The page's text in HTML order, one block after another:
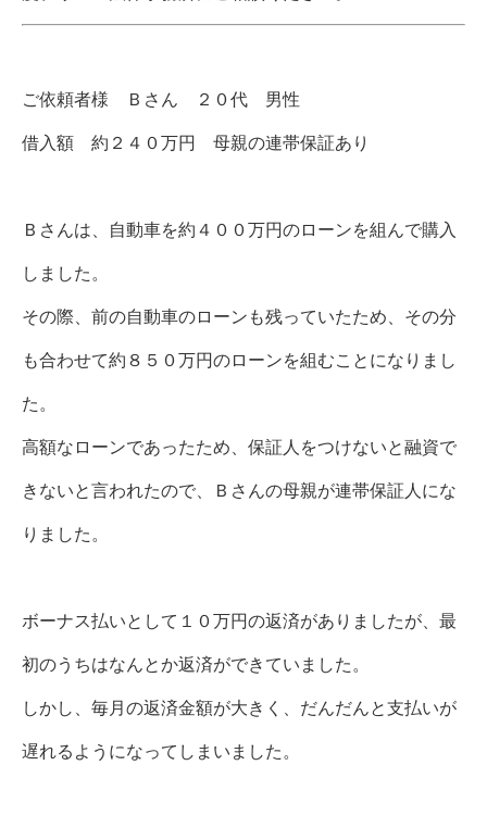
ご依頼者様 Ｂさん ２０代 男性
借入額 約２４０万円 母親の連帯保証あり
Ｂさんは、自動車を約４００万円のローンを組んで購入
しました。
その際、前の自動車のローンも残っていたため、その分
も合わせて約８５０万円のローンを組むことになりまし
た。
高額なローンであったため、保証人をつけないと融資で
きないと言われたので、Ｂさんの母親が連帯保証人にな
りました。
ボーナス払いとして１０万円の返済がありましたが、最
初のうちはなんとか返済ができていました。
しかし、毎月の返済金額が大きく、だんだんと支払いが
遅れるようになってしまいました。